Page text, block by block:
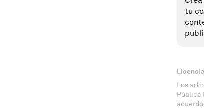
tu
Los
Pública